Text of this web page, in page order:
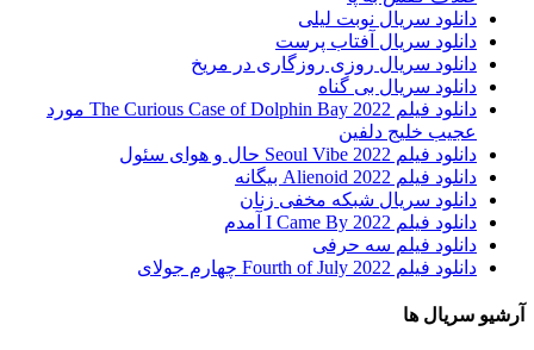
دانلود سریال نوبت لیلی
دانلود سریال آفتاب پرست
دانلود سریال روزی روزگاری در مریخ
دانلود سریال بی گناه
دانلود فیلم The Curious Case of Dolphin Bay 2022 مورد
عجیب خلیج دلفین
دانلود فیلم Seoul Vibe 2022 حال و هوای سئول
دانلود فیلم Alienoid 2022 بیگانه
دانلود سریال شبکه مخفی زنان
دانلود فیلم I Came By 2022 آمدم
دانلود فیلم سه حرفی
دانلود فیلم Fourth of July 2022 چهارم جولای
آرشیو سریال ها